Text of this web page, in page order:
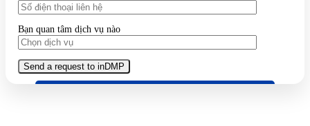
Bạn quan tâm dịch vụ nào